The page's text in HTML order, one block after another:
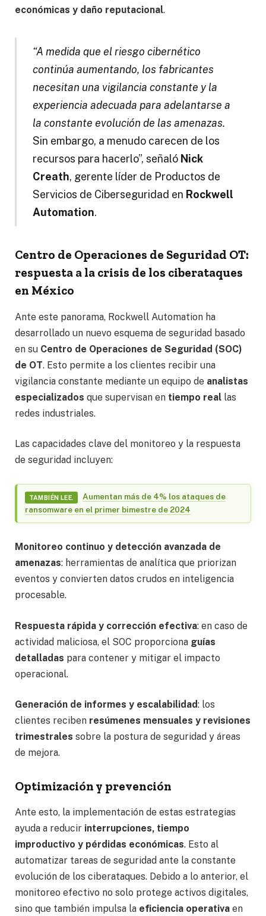
económicas y daño reputacional.
“A medida que el riesgo cibernético
continúa aumentando, los fabricantes
necesitan una vigilancia constante y la
experiencia adecuada para adelantarse a
la constante evolución de las amenazas.
Sin embargo, a menudo carecen de los
recursos para hacerlo”, señaló Nick
Creath, gerente líder de Productos de
Servicios de Ciberseguridad en Rockwell
Automation.
Centro de Operaciones de Seguridad OT:
respuesta a la crisis de los ciberataques
en México
Ante este panorama, Rockwell Automation ha
desarrollado un nuevo esquema de seguridad basado
en su Centro de Operaciones de Seguridad (SOC)
de OT. Esto permite a los clientes recibir una
vigilancia constante mediante un equipo de analistas
especializados que supervisan en tiempo real las
redes industriales.
Las capacidades clave del monitoreo y la respuesta
de seguridad incluyen:
TAMBIÉN LEE.
Aumentan más de 4% los ataques de
ransomware en el primer bimestre de 2024
Monitoreo continuo y detección avanzada de
amenazas: herramientas de analítica que priorizan
eventos y convierten datos crudos en inteligencia
procesable.
Respuesta rápida y corrección efectiva: en caso de
actividad maliciosa, el SOC proporciona guías
detalladas para contener y mitigar el impacto
operacional.
Generación de informes y escalabilidad: los
clientes reciben resúmenes mensuales y revisiones
trimestrales sobre la postura de seguridad y áreas
de mejora.
Optimización y prevención
Ante esto, la implementación de estas estrategias
ayuda a reducir interrupciones, tiempo
improductivo y pérdidas económicas. Esto al
automatizar tareas de seguridad ante la constante
evolución de los ciberataques. Debido a lo anterior, el
monitoreo efectivo no solo protege activos digitales,
sino que también impulsa la eficiencia operativa en